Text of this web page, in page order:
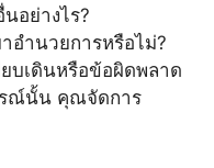
อย่างไร?
อำนวยการหรือไม่?
บเดินหรือข้อผิดพลาด
ณ์นั้น คุณจัดการ